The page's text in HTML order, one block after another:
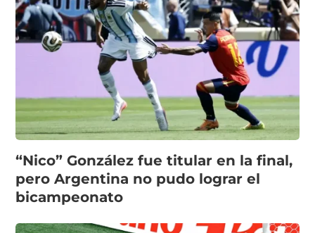
“Nico” González fue titular en la final,
pero Argentina no pudo lograr el
bicampeonato